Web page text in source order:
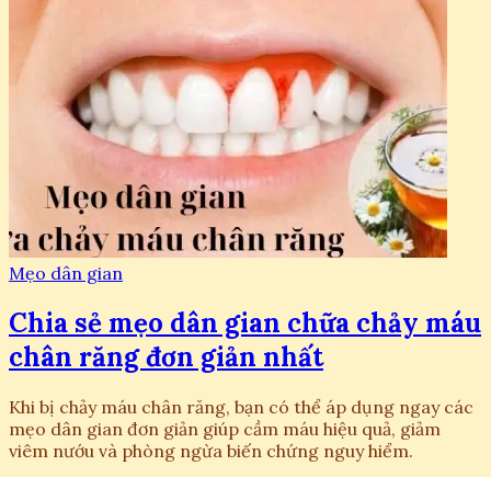
Mẹo dân gian
Chia sẻ mẹo dân gian chữa chảy máu
chân răng đơn giản nhất
Khi bị chảy máu chân răng, bạn có thể áp dụng ngay các
mẹo dân gian đơn giản giúp cầm máu hiệu quả, giảm
viêm nướu và phòng ngừa biến chứng nguy hiểm.